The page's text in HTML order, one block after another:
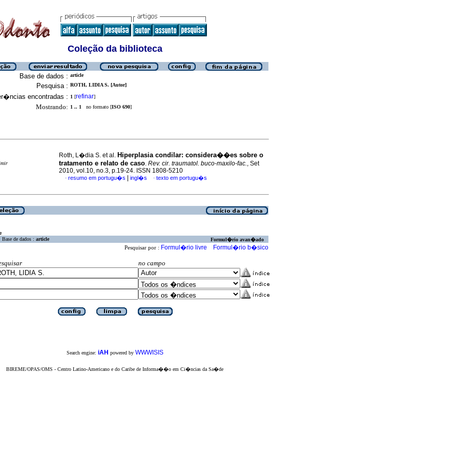
Coleção da biblioteca
Base de dados : article
Pesquisa : ROTH, LIDIA S. [Autor]
encontradas : 1 [refinar]
Mostrando: 1 .. 1 no formato [ISO 690]
Roth, L�dia S. et al. Hiperplasia condilar: considera��es sobre o
tratamento e relato de caso. Rev. cir. traumatol. buco-maxilo-fac., Set
2010, vol.10, no.3, p.19-24. ISSN 1808-5210
· resumo em portugu�s ingl�s · texto em portugu�s
Base de dados : article Formul�rio avan�ado
Pesquisar por : Formul�rio livre Formul�rio b�sico
no campo
Search engine: iAH powered by WWWISIS
BIREME/OPAS/OMS - Centro Latino-Americano e do Caribe de Informa��o em Ci�ncias da Sa�de